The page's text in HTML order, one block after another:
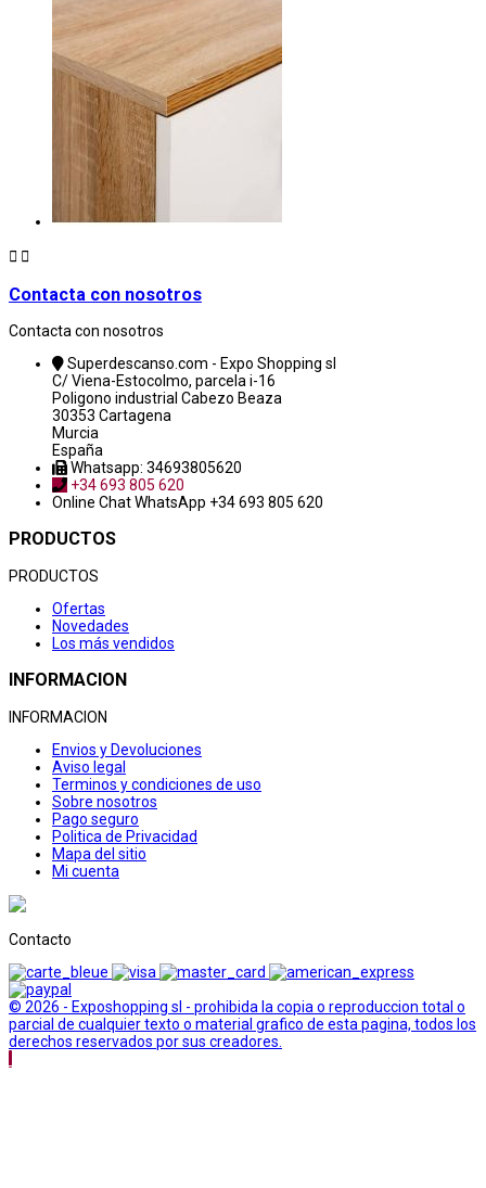
 
Contacta con nosotros
Contacta con nosotros
Superdescanso.com - Expo Shopping sl
C/ Viena-Estocolmo, parcela i-16
Poligono industrial Cabezo Beaza
30353 Cartagena
Murcia
España
Whatsapp: 34693805620
+34 693 805 620
Online ChatWhatsApp +34 693 805 620
PRODUCTOS
PRODUCTOS
Ofertas
Novedades
Los más vendidos
INFORMACION
INFORMACION
Envios y Devoluciones
Aviso legal
Terminos y condiciones de uso
Sobre nosotros
Pago seguro
Politica de Privacidad
Mapa del sitio
Mi cuenta
Contacto
© 2026 - Exposhopping sl - prohibida la copia o reproduccion total o
parcial de cualquier texto o material grafico de esta pagina, todos los
derechos reservados por sus creadores.